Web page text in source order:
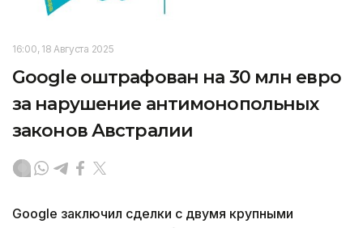
16:00, 18 Августа 2025
Google оштрафован на 30 млн евро
за нарушение антимонопольных
законов Австралии
Google заключил сделки с двумя крупными